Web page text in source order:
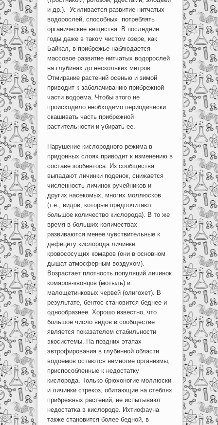
и др.). Усиливается развитие нитчатых
водорослей, способных потреблять
органические вещества. В последние
годы даже в таком чистом озере, как
Байкал, в прибрежье наблюдается
массовое развитие нитчатых водорослей
на глубинах до нескольких метров.
Отмирание растений осенью и зимой
приводит к заболачиванию прибрежной
части водоема. Чтобы этого не
происходило необходимо периодически
скашивать часть прибрежной
растительности и убирать ее.
Нарушение кислородного режима в
придонных слоях приводит к изменению в
составе зообентоса. Из сообщества
выпадают личинки поденок, снижается
численность личинок ручейников и
других насекомых, многих моллюсков
(т.е., видов, которые предпочитают
большое количество кислорода). В то же
время в больших количествах
развиваются менее чувствительные к
дефициту кислорода личинки
кровососущих комаров (они в основном
дышат атмосферным воздухом).
Возрастает плотность популяций личинок
комаров-звонцов (мотыль) и
малощетинковых червей (олигохет). В
результате, бентос становится беднее и
однообразнее. Хорошо известно, что
большое число видов в сообществе
является показателем стабильности
экосистемы. На поздних этапах
эвтрофирования в глубинной области
водоемов остаются немногие организмы,
приспособленные к недостатку
кислорода. Только брюхоногие моллюски
и личинки стрекоз, обитающие на стеблях
прибрежных растений, не испытывают
недостатка в кислороде. Ихтиофауна
также становится более бедной, в